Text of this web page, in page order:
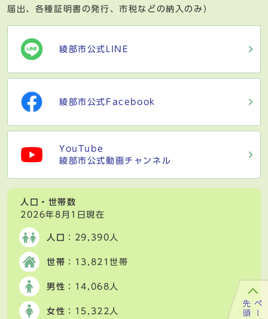
届出、各種証明書の発行、市税などの納入のみ）
綾部市公式LINE
綾部市公式Facebook
YouTube
綾部市公式動画チャンネル
人口・世帯数
2026年8月1日現在
人口 ：29,390人
世帯 ：13,821世帯
男性 ：14,068人
女性 ：15,322人